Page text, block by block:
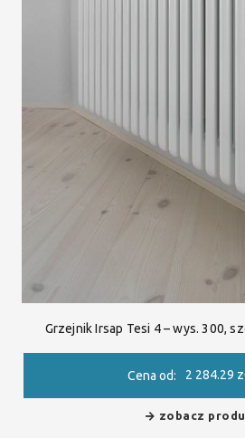
Grzejnik Irsap Tesi 4 – wys. 300,
Cena od: 2 284.29
zobacz